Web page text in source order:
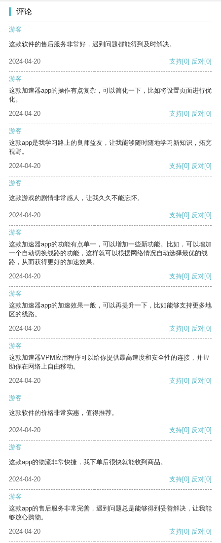
评论
游客
这款软件的售后服务非常好，遇到问题都能得到及时解决。
2024-04-20 支持[0] 反对[0]
游客
这款加速器app的操作有点复杂，可以简化一下，比如将设置页面进行优
化。
2024-04-20
支持[0] 反对[0]
游客
这款app是我学习路上的良师益友，让我能够随时随地学习新知识，拓宽
视野。
2024-04-20
支持[0] 反对[0]
游客
这款游戏的剧情非常感人，让我久久不能忘怀。
2024-04-20 支持[0] 反对[0]
游客
这款加速器app的功能有点单一，可以增加一些新功能。比如，可以增加
一个自动切换线路的功能，这样就可以根据网络情况自动选择最优的线
路，从而获得更好的加速效果。
2024-04-20
支持[0] 反对[0]
游客
这款加速器app的加速效果一般，可以再提升一下，比如能够支持更多地
区的线路。
2024-04-20
支持[0] 反对[0]
游客
这款加速器VPM应用程序可以给你提供最高速度和安全性的连接，并帮
助你在网络上自由移动。
2024-04-20
支持[0] 反对[0]
游客
这款软件的价格非常实惠，值得推荐。
2024-04-20 支持[0] 反对[0]
游客
这款app的物流非常快捷，我下单后很快就能收到商品。
2024-04-20 支持[0] 反对[0]
游客
这款app的售后服务非常完善，遇到问题总是能够得到妥善解决，让我能
够放心购物。
2024-04-20
支持[0] 反对[0]